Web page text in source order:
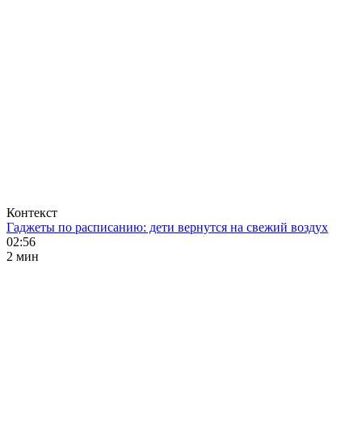
Контекст
Гаджеты по расписанию: дети вернутся на свежий воздух
02:56
2 мин